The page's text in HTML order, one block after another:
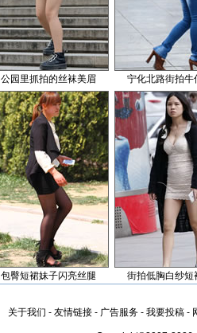
公园里抓拍的丝袜美眉 宁化北路街拍牛
包臀短裙妹子闪亮丝腿 街拍低胸白纱短
关于我们 - 友情链接 - 广告服务 - 我要投稿 -